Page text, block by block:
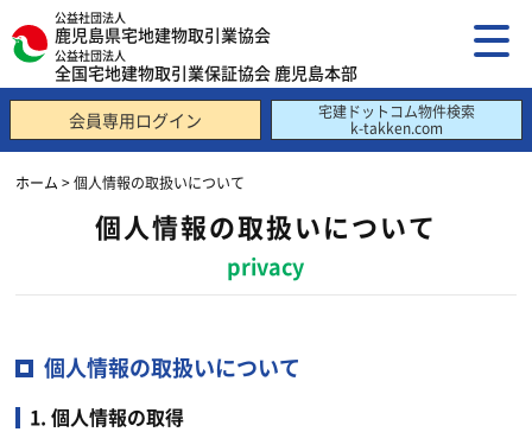
公益社団法人
鹿児島県宅地建物取引業協会
公益社団法人
全国宅地建物取引業保証協会 鹿児島本部
会員専用ログイン
宅建ドットコム物件検索
k-takken.com
ホーム > 個人情報の取扱いについて
個人情報の取扱いについて
privacy
個人情報の取扱いについて
1. 個人情報の取得